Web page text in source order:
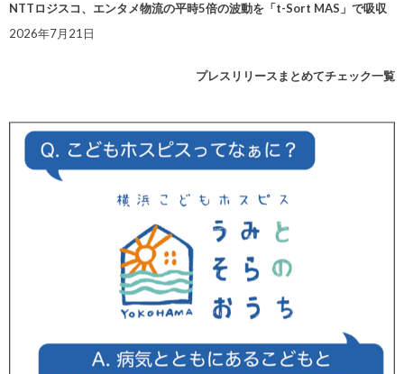
NTTロジスコ、エンタメ物流の平時5倍の波動を「t-Sort MAS」で吸収
2026年7月21日
プレスリリースまとめてチェック一覧